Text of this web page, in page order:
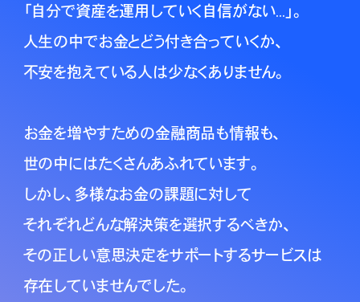
「自分で資産を運用していく自信がない...」。
人生の中でお金とどう付き合っていくか、
不安を抱えている人は少なくありません。
お金を増やすための金融商品も情報も、
世の中にはたくさんあふれています。
しかし、多様なお金の課題に対して
それぞれどんな解決策を選択するべきか、
その正しい意思決定をサポートするサービスは
存在していませんでした。